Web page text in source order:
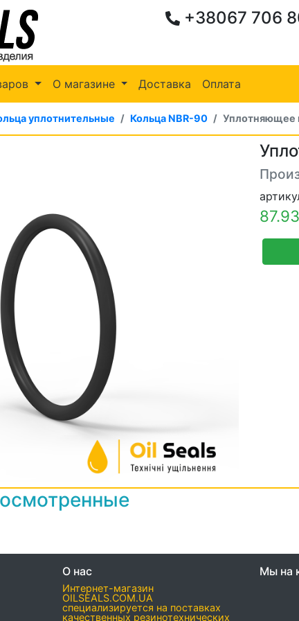
+38067 706
О магазине Доставка Оплата
уплотнительные Кольца NBR-90 Уплотняющее
О нас
Интернет-магазин
OILSEALS.COM.UA
специализируется на поставках
качественных резинотехнических
Мы на